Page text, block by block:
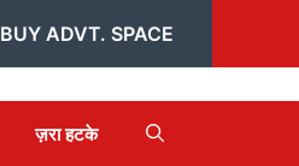
BUY ADVT. SPACE
ज़रा हटके